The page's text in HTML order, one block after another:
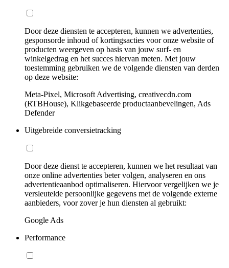
Door deze diensten te accepteren, kunnen we advertenties,
gesponsorde inhoud of kortingsacties voor onze website of
producten weergeven op basis van jouw surf- en
winkelgedrag en het succes hiervan meten. Met jouw
toestemming gebruiken we de volgende diensten van derden
op deze website:
Meta-Pixel, Microsoft Advertising, creativecdn.com
(RTBHouse), Klikgebaseerde productaanbevelingen, Ads
Defender
Uitgebreide conversietracking
Door deze dienst te accepteren, kunnen we het resultaat van
onze online advertenties beter volgen, analyseren en ons
advertentieaanbod optimaliseren. Hiervoor vergelijken we je
versleutelde persoonlijke gegevens met de volgende externe
aanbieders, voor zover je hun diensten al gebruikt:
Google Ads
Performance